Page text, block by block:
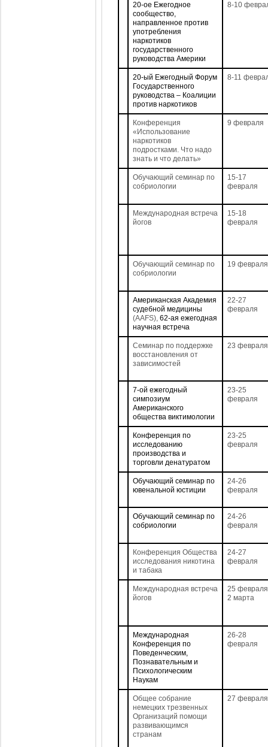
20-ое Ежегодное
сообщество,
направленное против
употребления
наркотиков
государственного
руководства Америки
8-10
20-ый Ежегодный Форум
Государственного
руководства – Коалиции
против наркотиков
8-11
Конференция
«Использование
наркотиков
подростками. Что надо
знать и что делать»
9 февраля
Обучающий семинар по
собриологии
15-17
февраля
Международная встреча
йогов
15-18
февраля
Обучающий семинар по
собриологии
19 февраля
Американская Академия
судебной медицины
(AAFS), 62-ая ежегодная
научная встреча
22-27
февраля
Семинар по поддержке
восстановления от
зависимостей
23 февраля
7-ой ежегодный
симпозиум
Американского
общества виктимологии
23-25
февраля
Конференция по
исследованию
производства и
торговли денатуратом
23-25
февраля
Обучающий семинар по
ювенальной юстиции
24-26
февраля
Обучающий семинар по
собриологии
24-26
февраля
Конференция Общества
исследования никотина
и табака
24-27
февраля
Международная встреча
йогов
25
2 марта
Международная
Конференция по
Поведенческим,
Познавательным и
Психологическим
Наукам
26-28
февраля
Общее собрание
немецких трезвенных
Организаций помощи
развивающимся
странам
27 февраля